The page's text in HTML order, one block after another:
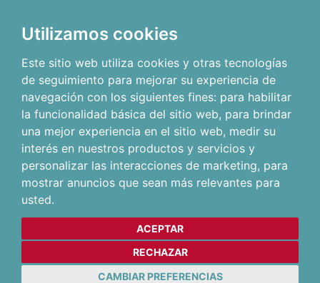
Utilizamos cookies
Este sitio web utiliza cookies y otras tecnologías
de seguimiento para mejorar su experiencia de
navegación con los siguientes fines: para habilitar
la funcionalidad básica del sitio web, para brindar
una mejor experiencia en el sitio web, medir su
interés en nuestros productos y servicios y
personalizar las interacciones de marketing, para
mostrar anuncios que sean más relevantes para
usted.
ACEPTAR
RECHAZAR
CAMBIAR PREFERENCIAS